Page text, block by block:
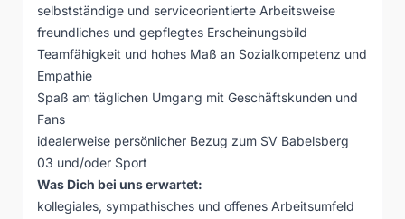
selbstständige und serviceorientierte Arbeitsweise
freundliches und gepflegtes Erscheinungsbild
Teamfähigkeit und hohes Maß an Sozialkompetenz und
Empathie
Spaß am täglichen Umgang mit Geschäftskunden und
Fans
idealerweise persönlicher Bezug zum SV Babelsberg
03 und/oder Sport
Was Dich bei uns erwartet:
kollegiales, sympathisches und offenes Arbeitsumfeld